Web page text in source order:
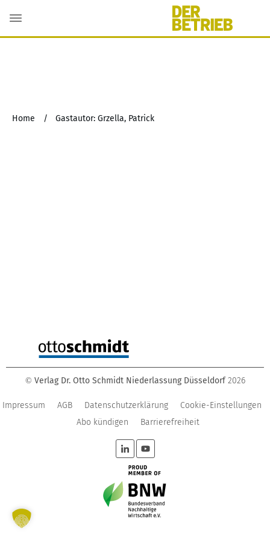
Home / Gastautor: Grzella, Patrick
© Verlag Dr. Otto Schmidt Niederlassung Düsseldorf 2026
Impressum AGB Datenschutzerklärung
Cookie-Einstellungen
Abo kündigen
Barrierefreiheit